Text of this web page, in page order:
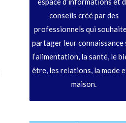
conseils créé par des
professionnels qui
partager leur connaissance
l’alimentation, la santé, le
être, les relations, la mode
maison.